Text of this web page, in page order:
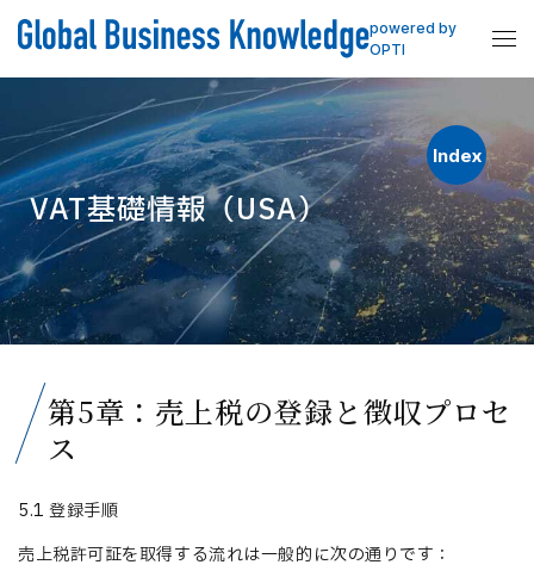
powered by
OPTI
VAT基礎情報（USA）
第5章：売上税の登録と徴収プロセ
ス
5.1 登録手順
売上税許可証を取得する流れは一般的に次の通りです：
Index